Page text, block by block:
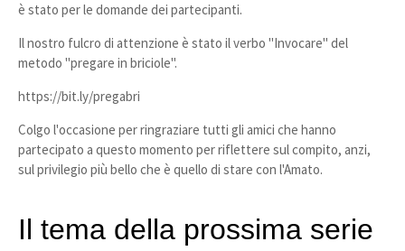
è stato per le domande dei partecipanti.
Il nostro fulcro di attenzione è stato il verbo "Invocare" del
metodo "pregare in briciole".
https://bit.ly/pregabri​
Colgo l'occasione per ringraziare tutti gli amici che hanno
partecipato a questo momento per riflettere sul compito, anzi,
sul privilegio più bello che è quello di stare con l'Amato.